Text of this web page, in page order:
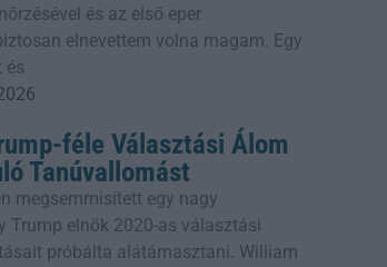
és az első eper
elnevettem volna magam. Egy
és
féle Választási Álom
Tanúvallomást
megsemmisített egy nagy
Trump elnök 2020-as választási
próbálta alátámasztani. William